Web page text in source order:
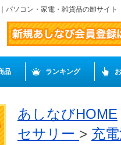
パソコン・家電・雑貨品の卸サイ
品 ランキング
あしなびHOME
セサリー > 充